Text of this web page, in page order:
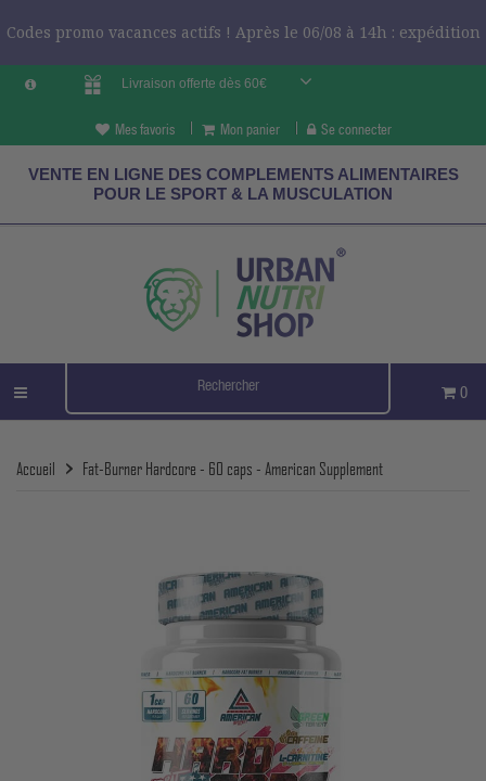
Codes promo vacances actifs ! Après le 06/08 à 14h : expédition
Livraison offerte dès 60€
Mes favoris Mon panier Se connecter
VENTE EN LIGNE DES COMPLEMENTS ALIMENTAIRES
POUR LE SPORT & LA MUSCULATION
0
Accueil Fat-Burner Hardcore - 60 caps - American Supplement